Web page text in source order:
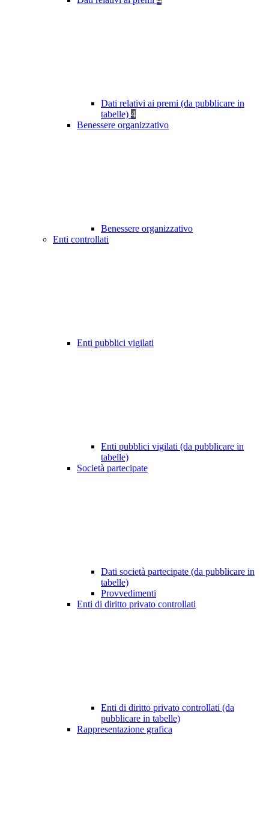
Dati relativi ai premi (da pubblicare in
tabelle) 4
Benessere organizzativo
Benessere organizzativo
Enti controllati
Enti pubblici vigilati
Enti pubblici vigilati (da pubblicare in
tabelle)
Società partecipate
Dati società partecipate (da pubblicare in
tabelle)
Provvedimenti
Enti di diritto privato controllati
Enti di diritto privato controllati (da
pubblicare in tabelle)
Rappresentazione grafica